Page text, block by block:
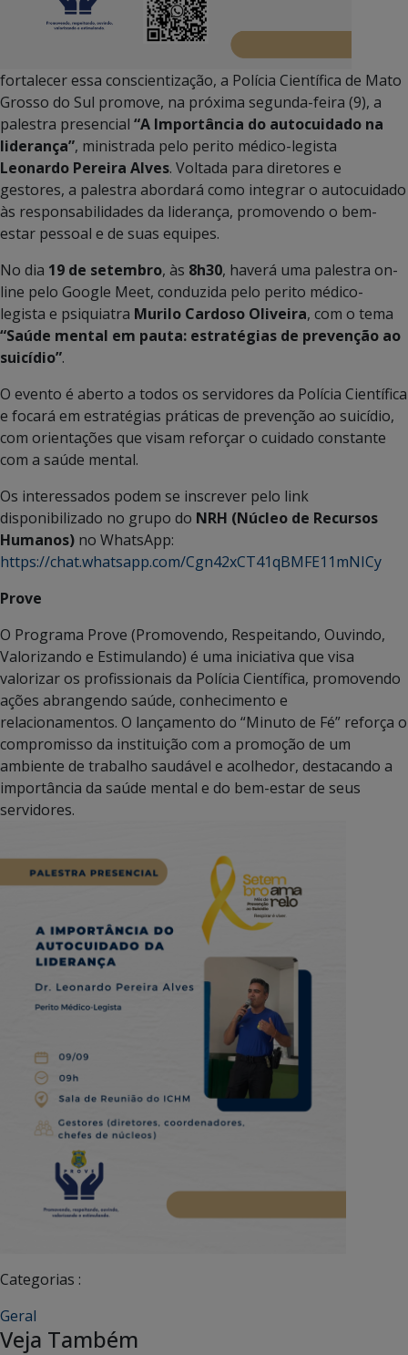
fortalecer essa conscientização, a Polícia Científica de Mato
Grosso do Sul promove, na próxima segunda-feira (9), a
palestra presencial “A Importância do autocuidado na
liderança”, ministrada pelo perito médico-legista
Leonardo Pereira Alves. Voltada para diretores e
gestores, a palestra abordará como integrar o autocuidado
às responsabilidades da liderança, promovendo o bem-
estar pessoal e de suas equipes.
No dia 19 de setembro, às 8h30, haverá uma palestra on-
line pelo Google Meet, conduzida pelo perito médico-
legista e psiquiatra Murilo Cardoso Oliveira, com o tema
“Saúde mental em pauta: estratégias de prevenção ao
suicídio”.
O evento é aberto a todos os servidores da Polícia Científica
e focará em estratégias práticas de prevenção ao suicídio,
com orientações que visam reforçar o cuidado constante
com a saúde mental.
Os interessados podem se inscrever pelo link
disponibilizado no grupo do NRH (Núcleo de Recursos
Humanos) no WhatsApp:
https://chat.whatsapp.com/Cgn42xCT41qBMFE11mNICy
Prove
O Programa Prove (Promovendo, Respeitando, Ouvindo,
Valorizando e Estimulando) é uma iniciativa que visa
valorizar os profissionais da Polícia Científica, promovendo
ações abrangendo saúde, conhecimento e
relacionamentos. O lançamento do “Minuto de Fé” reforça o
compromisso da instituição com a promoção de um
ambiente de trabalho saudável e acolhedor, destacando a
importância da saúde mental e do bem-estar de seus
servidores.
Categorias :
Geral
Veja Também